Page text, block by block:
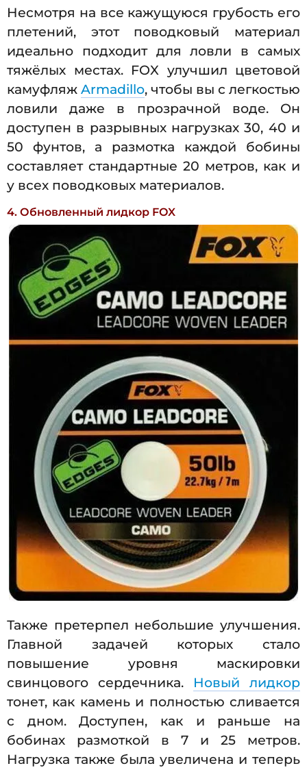
Несмотря на все кажущуюся грубость его
плетений, этот поводковый материал
идеально подходит для ловли в самых
тяжёлых местах. FOX улучшил цветовой
камуфляж Armadillo, чтобы вы с легкостью
ловили даже в прозрачной воде. Он
доступен в разрывных нагрузках 30, 40 и
50 фунтов, а размотка каждой бобины
составляет стандартные 20 метров, как и
у всех поводковых материалов.
4. Обновленный лидкор FOX
Также претерпел небольшие улучшения.
Главной задачей которых стало
повышение уровня маскировки
свинцового сердечника. Новый лидкор
тонет, как камень и полностью сливается
с дном. Доступен, как и раньше на
бобинах размоткой в 7 и 25 метров.
Нагрузка также была увеличена и теперь